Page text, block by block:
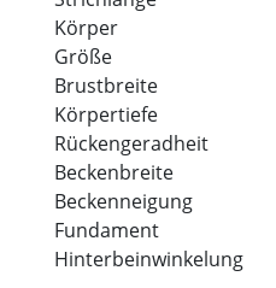
Körper
Größe
Brustbreite
Körpertiefe
Rückengeradheit
Beckenbreite
Beckenneigung
Fundament
Hinterbeinwinkelung